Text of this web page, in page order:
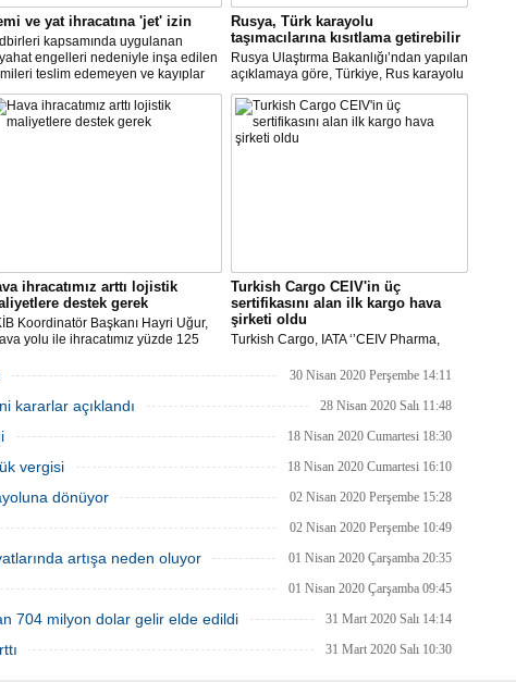
ve yat ihracatına 'jet' izin
kapsamında uygulanan
engelleri nedeniyle inşa edilen
teslim edemeyen ve kayıplar
tersanecilere Ticaret
izni ile yabancı alıcılar
jet uçakla Türkiye'ye getirilecek ve
Rusya, Türk karayolu
taşımacılarına kısıtlama getirebilir
Rusya Ulaştırma Bakanlığı’ndan yapılan
açıklamaya göre, Türkiye, Rus karayolu
taşımacıları için mevcut kısıtlamaları
kaldırmazsa, bugün saat 23.00 itibariyle
Türk taşımacılara kısıtlama getirilebilir.
ihracatımız arttı lojistik
destek gerek
Koordinatör Başkanı Hayri Uğur,
yolu ile ihracatımız yüzde 125
zorlu süreçte, hükümetimizden
ve teşvikler sağlamasını
Turkish Cargo CEIV'in üç
sertifikasını alan ilk kargo hava
şirketi oldu
Turkish Cargo, IATA ‘’CEIV Pharma,
üçüne birden sahip olan ilk hava kargo
30 Nisan 2020 Perşembe 14:11
kararlar açıklandı 28 Nisan 2020 Salı 11:48
18 Nisan 2020 Cumartesi 18:30
vergisi 18 Nisan 2020 Cumartesi 16:10
dönüyor 02 Nisan 2020 Perşembe 15:28
02 Nisan 2020 Perşembe 10:49
artışa neden oluyor 01 Nisan 2020 Çarşamba 20:35
01 Nisan 2020 Çarşamba 09:45
704 milyon dolar gelir elde edildi 31 Mart 2020 Salı 14:14
31 Mart 2020 Salı 10:30